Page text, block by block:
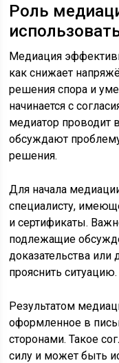
Роль
Медиация
как снижает
решения спора и
начинается с
медиатор проводит
обсуждают
решения.
Для начала
специалисту,
и сертификаты.
подлежащие
доказательства
прояснить ситуацию.
Результатом
оформленное в
сторонами. Такое
силу и может быть